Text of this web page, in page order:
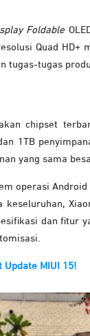
Foldable
Quad HD+
tugas-tugas
chipset
1TB
yang sama
operasi Android
keseluruhan,
dan fitur
Update MIUI 15!